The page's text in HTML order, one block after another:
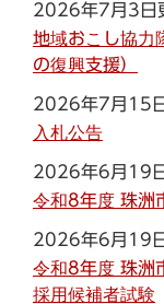
2026年7月3日
地域おこし協力
の復興支援）
2026年7月15
入札公告
2026年6月19
令和8年度 珠洲
2026年6月19
令和8年度 珠洲
採用候補者試験